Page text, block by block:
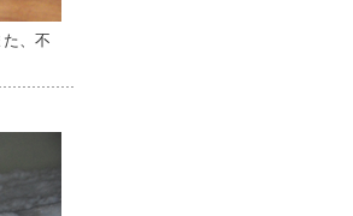
、不